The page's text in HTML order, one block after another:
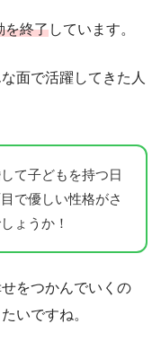
を終了しています。
面で活躍してきた人
て子どもを持つ日
で優しい性格がさ
ょうか！
をつかんでいくの
いですね。